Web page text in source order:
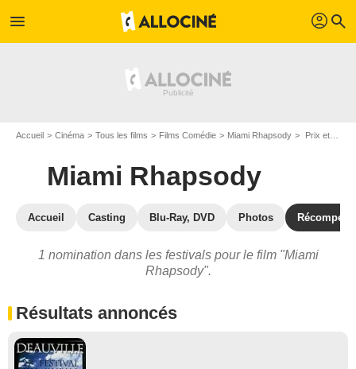
menu profil search
Accueil Cinéma Tous les films Films Comédie Miami Rhapsody Prix et nominations pour Miami Rhapsody
Miami Rhapsody
Accueil Casting Blu-Ray, DVD Photos
1 nomination dans les festivals pour le film "Miami
Rhapsody".
Résultats annoncés